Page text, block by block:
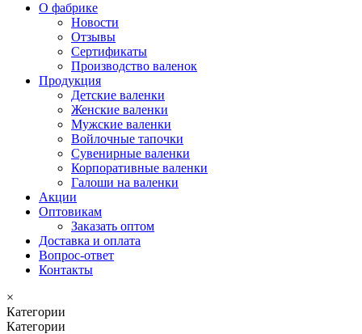
О фабрике
Новости
Отзывы
Сертификаты
Производство валенок
Продукция
Детские валенки
Женские валенки
Мужские валенки
Войлочные тапочки
Сувенирные валенки
Корпоративные валенки
Галоши на валенки
Акции
Оптовикам
Заказать оптом
Доставка и оплата
Вопрос-ответ
Контакты
×
Категории
Категории